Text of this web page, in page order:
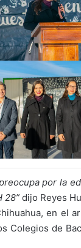
por la
28” dijo Reyes
en el
Colegios de